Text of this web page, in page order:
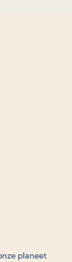
planeet